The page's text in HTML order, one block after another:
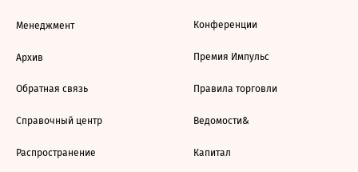
Менеджмент
Архив
Обратная связь
Справочный центр
Распространение
Конференции
Премия Импульс
Правила торговли
Ведомости&
Капитал